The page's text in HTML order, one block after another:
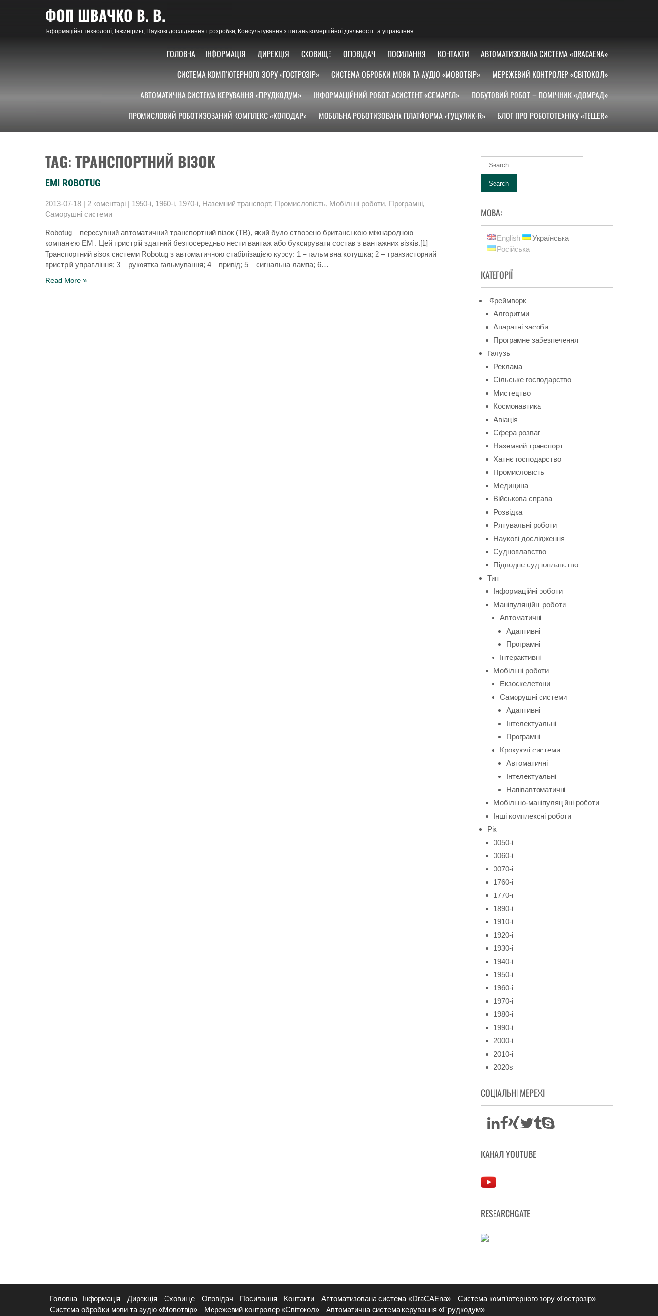
ФОП ШВАЧКО В. В.
Інформаційні технології, Інжиніринг, Наукові дослідження і розробки, Консультування з питань комерційної діяльності та управління
ГОЛОВНА ІНФОРМАЦІЯ ДИРЕКЦІЯ СХОВИЩЕ ОПОВІДАЧ ПОСИЛАННЯ КОНТАКТИ
АВТОМАТИЗОВАНА СИСТЕМА «DRACAENA»
СИСТЕМА КОМП’ЮТЕРНОГО ЗОРУ «ГОСТРОЗІР»
СИСТЕМА ОБРОБКИ МОВИ ТА АУДІО «МОВОТВІР»
МЕРЕЖЕВИЙ КОНТРОЛЕР «СВІТОКОЛ»
АВТОМАТИЧНА СИСТЕМА КЕРУВАННЯ «ПРУДКОДУМ»
ІНФОРМАЦІЙНИЙ РОБОТ-АСИСТЕНТ «СЕМАРГЛ»
ПОБУТОВИЙ РОБОТ – ПОМІЧНИК «ДОМРАД»
ПРОМИСЛОВИЙ РОБОТИЗОВАНИЙ КОМПЛЕКС «КОЛОДАР»
МОБІЛЬНА РОБОТИЗОВАНА ПЛАТФОРМА «ГУЦУЛИК-R» БЛОГ ПРО РОБОТОТЕХНІКУ «TELLER»
TAG: ТРАНСПОРТНИЙ ВІЗОК
EMI ROBOTUG
2013-07-18 | 2 коментарі | 1950-і, 1960-і, 1970-і, Наземний транспорт, Промисловість, Мобільні роботи, Програмні,
Саморушні системи
Robotug – пересувний автоматичний транспортний візок (ТВ), який було створено британською міжнародною
компанією EMI. Цей пристрій здатний безпосередньо нести вантаж або буксирувати состав з вантажних візків.[1]
Транспортний візок системи Robotug з автоматичною стабілізацією курсу: 1 – гальмівна котушка; 2 – транзисторний
пристрій управління; 3 – рукоятка гальмування; 4 – привід; 5 – сигнальна лампа; 6…
Read More »
МОВА:
English
Українська
Російська
КАТЕГОРІЇ
Фреймворк
Алгоритми
Апаратні засоби
Програмне забезпечення
Галузь
Реклама
Сільське господарство
Мистецтво
Космонавтика
Авіація
Сфера розваг
Наземний транспорт
Хатнє господарство
Промисловість
Медицина
Військова справа
Розвідка
Рятувальні роботи
Наукові дослідження
Судноплавство
Підводне судноплавство
Тип
Інформаційні роботи
Маніпуляційні роботи
Автоматичні
Адаптивні
Програмні
Інтерактивні
Мобільні роботи
Екзоскелетони
Саморушні системи
Адаптивні
Інтелектуальні
Програмні
Крокуючі системи
Автоматичні
Інтелектуальні
Напівавтоматичні
Мобільно-маніпуляційні роботи
Інші комплексні роботи
Рік
0050-і
0060-і
0070-і
1760-і
1770-і
1890-і
1910-і
1920-і
1930-і
1940-і
1950-і
1960-і
1970-і
1980-і
1990-і
2000-і
2010-і
2020s
СОЦІАЛЬНІ МЕРЕЖІ
КАНАЛ YOUTUBE
RESEARCHGATE
Головна Інформація Дирекція Сховище Оповідач Посилання Контакти Автоматизована система «DraCAEna»
Система комп’ютерного зору «Гострозір»
Система обробки мови та аудіо «Мовотвір»
Мережевий контролер «Світокол» Автоматична система керування «Прудкодум»